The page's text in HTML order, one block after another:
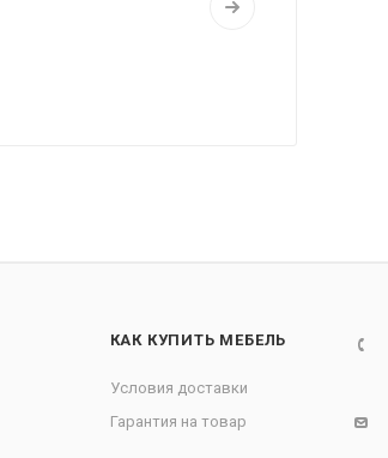
КАК КУПИТЬ МЕБЕЛЬ
Условия доставки
Гарантия на товар